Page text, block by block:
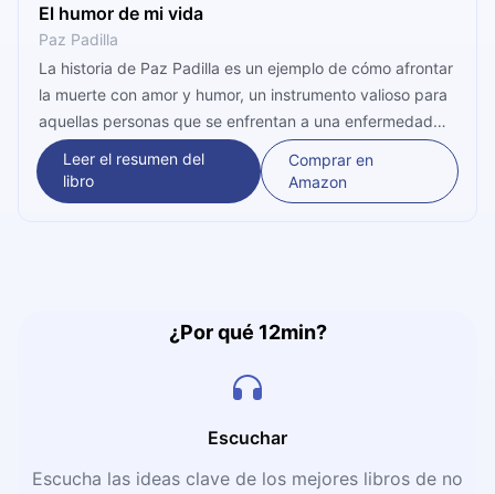
El humor de mi vida
Paz Padilla
La historia de Paz Padilla es un ejemplo de cómo afrontar
la muerte con amor y humor, un instrumento valioso para
aquellas personas que se enfrentan a una enfermedad
terminal, sea porque la padecen por sí mismas o por su
cercanía afectiva con quien la padece.
Leer el resumen del
libro
Comprar en
Amazon
¿Por qué 12min?
Escuchar
Escucha las ideas clave de los mejores libros de no